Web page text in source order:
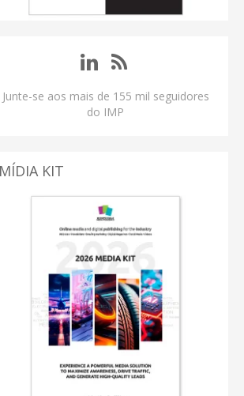
Junte-se aos mais de 155 mil seguidores
do IMP
MÍDIA KIT